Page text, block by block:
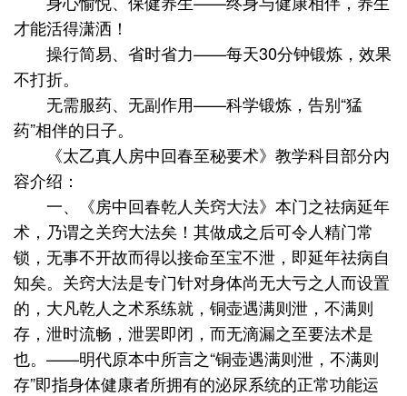
才能活得潇洒！
操行简易、省时省力——每天30分钟锻炼，效果
不打折。
无需服药、无副作用——科学锻炼，告别“猛
药”相伴的日子。
《太乙真人房中回春至秘要术》教学科目部分内
容介绍：
一、《房中回春乾人关窍大法》本门之祛病延年
术，乃谓之关窍大法矣！其做成之后可令人精门常
锁，无事不开故而得以接命至宝不泄，即延年祛病自
知矣。关窍大法是专门针对身体尚无大亏之人而设置
的，大凡乾人之术系练就，铜壶遇满则泄，不满则
存，泄时流畅，泄罢即闭，而无滴漏之至要法术是
也。——明代原本中所言之“铜壶遇满则泄，不满则
存”即指身体健康者所拥有的泌尿系统的正常功能运